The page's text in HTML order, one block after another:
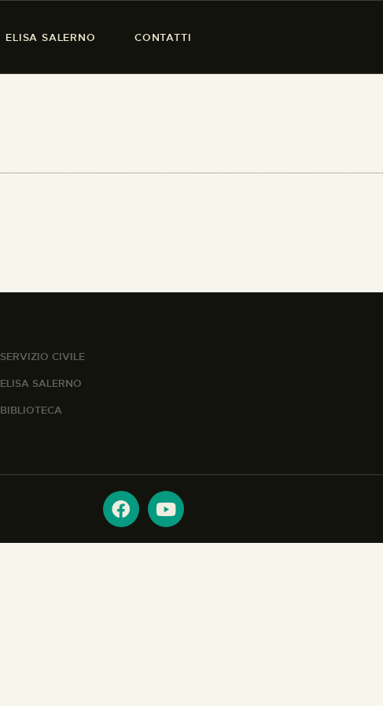
ELISA SALERNO CONTATTI
SERVIZIO CIVILE
ELISA SALERNO
BIBLIOTECA